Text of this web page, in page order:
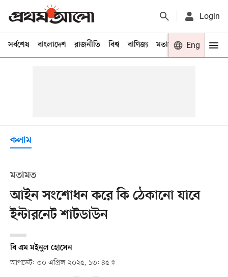
Login
সর্বশেষ বাংলাদেশ রাজনীতি বিশ্ব বাণিজ্য মতামত খেলা
Eng
কলাম
মতামত
আইন সংশোধন করে কি ঠেকানো যাবে
ইন্টারনেট শাটডাউন
বি এম মইনুল হোসেন
আপডেট: ৩০ এপ্রিল ২০২৫, ১৩: ৪৫